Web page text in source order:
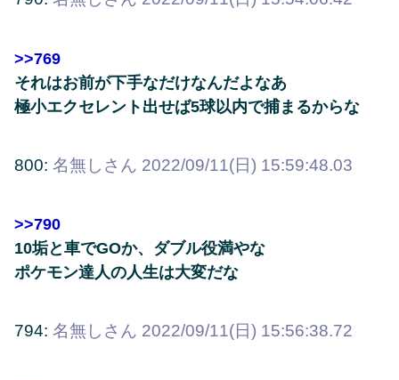
>>769
それはお前が下手なだけなんだよなあ
極小エクセレント出せば5球以内で捕まるからな
800: 名無しさん 2022/09/11(日) 15:59:48.03
>>790
10垢と車でGOか、ダブル役満やな
ポケモン達人の人生は大変だな
794: 名無しさん 2022/09/11(日) 15:56:38.72